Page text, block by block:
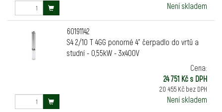
Není skladem
60191142
S4 2/10 T 4GG ponorné 4" čerpadlo do vrtů a
studní - 0,55kW - 3x400V
Cena:
24 751 Kč s DPH
20 455 Kč bez DPH
Není skladem